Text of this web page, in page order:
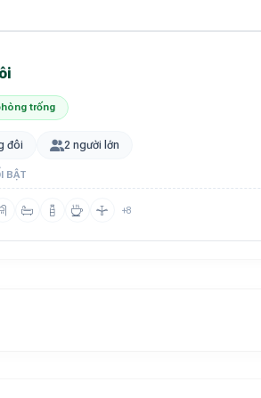
trống
đôi 2 người lớn
BẬT
+8